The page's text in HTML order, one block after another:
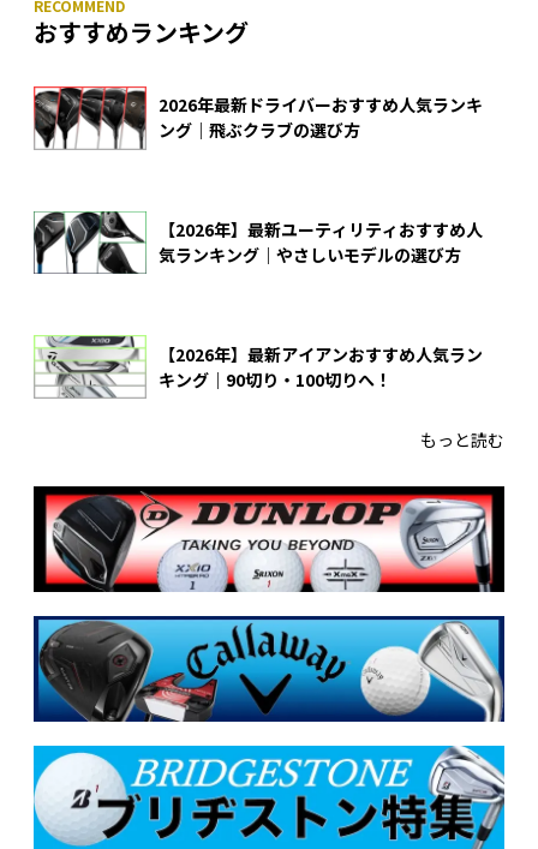
おすすめランキング
2026年最新ドライバーおすすめ人気ランキ
ング｜飛ぶクラブの選び方
【2026年】最新ユーティリティおすすめ人
気ランキング｜やさしいモデルの選び方
【2026年】最新アイアンおすすめ人気ラン
キング｜90切り・100切りへ！
もっと読む